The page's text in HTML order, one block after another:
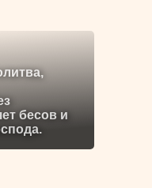
бесов и